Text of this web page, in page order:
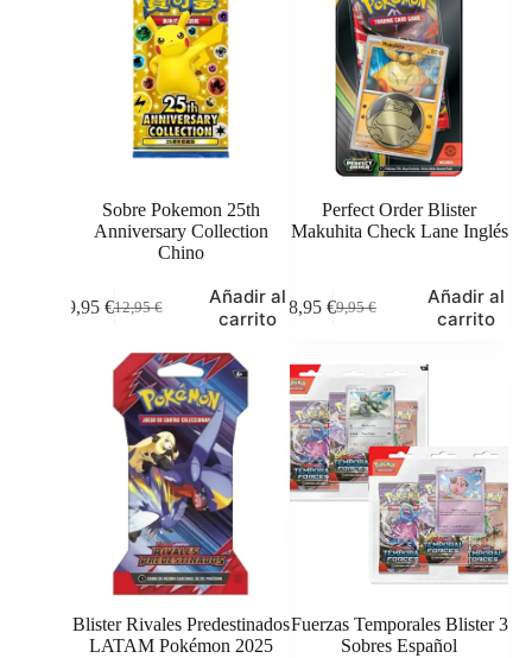
Sobre Pokemon 25th
Anniversary Collection
Chino
12,95€
El
original
era:
12,95 €.
9,95 €El
actual
es:
9,95 €.
Añadir al
carrito
Perfect Order Blister
Makuhita Check Lane Inglés
9,95€
El
era:
9,95 €.
8,95 €El
es:
8,95 €.
Añadir al
carrito
Blister Rivales Predestinados
LATAM Pokémon 2025
Fuerzas Temporales Blister 3
Sobres Español